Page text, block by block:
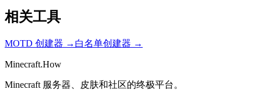
相关工具
MOTD 创建器 → 白名单创建器 →
Minecraft.How
Minecraft 服务器、皮肤和社区的终极平台。